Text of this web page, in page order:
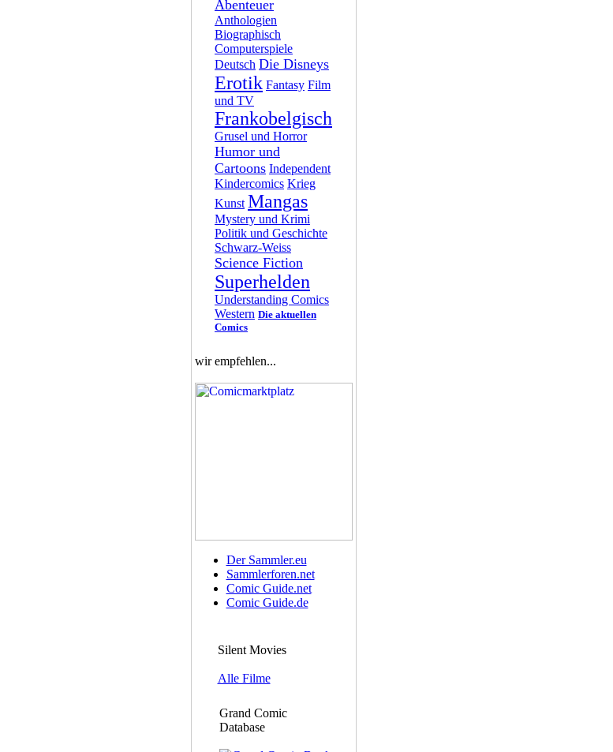
Abenteuer
Anthologien
Biographisch
Computerspiele
Deutsch Die Disneys
Erotik Fantasy Film
und TV
Frankobelgisch
Grusel und Horror
Humor und
Cartoons Independent
Kindercomics Krieg
Kunst Mangas
Mystery und Krimi
Politik und Geschichte
Schwarz-Weiss
Science Fiction
Superhelden
Understanding Comics
Western Die aktuellen
Comics
wir empfehlen...
Der Sammler.eu
Sammlerforen.net
Comic Guide.net
Comic Guide.de
Silent Movies
Alle Filme
Grand Comic
Database